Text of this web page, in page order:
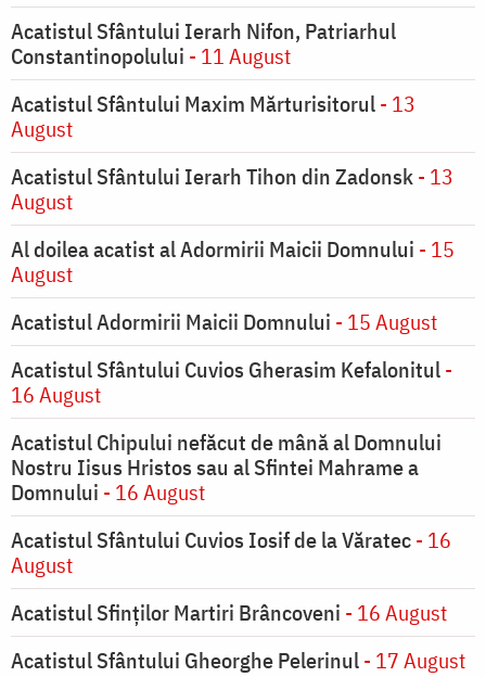
Acatistul Sfântului Ierarh Nifon, Patriarhul
Constantinopolului - 11 August
Acatistul Sfântului Maxim Mărturisitorul- 13
August
Acatistul Sfântului Ierarh Tihon din Zadonsk- 13
August
Al doilea acatist al Adormirii Maicii Domnului - 15
August
Acatistul Adormirii Maicii Domnului - 15 August
Acatistul Sfântului Cuvios Gherasim Kefalonitul-
16 August
Acatistul Chipului nefăcut de mână al Domnului
Nostru Iisus Hristos sau al Sfintei Mahrame a
Domnului - 16 August
Acatistul Sfântului Cuvios Iosif de la Văratec- 16
August
Acatistul Sfinților Martiri Brâncoveni - 16 August
Acatistul Sfântului Gheorghe Pelerinul- 17 August